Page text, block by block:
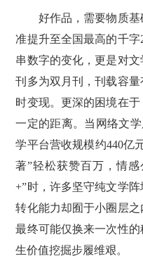
好作品，需要物质基
准提升至全国最高的千
串数字的变化，更是对
刊多为双月刊，刊载容
时变现。更深的困境在
一定的距离。当网络文
学平台营收规模约440亿
著”轻松获赞百万，情
+”时，许多坚守纯文学
转化能力却囿于小圈层之
最终可能仅换来一次性
生价值挖掘步履维艰。